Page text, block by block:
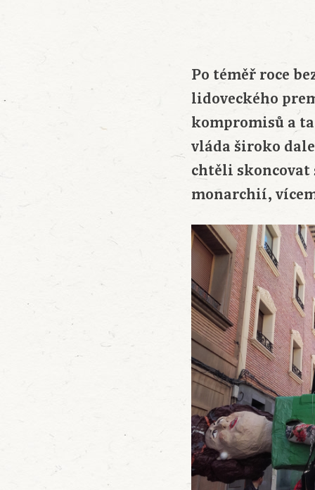
Po téměř roce
lidoveckého
kompromisů a
vláda široko
chtěli
monarchií,